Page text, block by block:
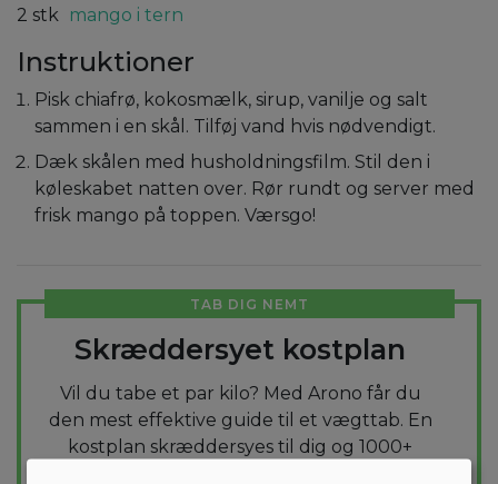
2 stk mango i tern
Instruktioner
Pisk chiafrø, kokosmælk, sirup, vanilje og salt
sammen i en skål. Tilføj vand hvis nødvendigt.
Dæk skålen med husholdningsfilm. Stil den i
køleskabet natten over. Rør rundt og server med
frisk mango på toppen. Værsgo!
TAB DIG NEMT
Skræddersyet kostplan
Vil du tabe et par kilo? Med Arono får du
den mest effektive guide til et vægttab. En
kostplan skræddersyes til dig og 1000+